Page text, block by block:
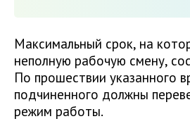
Максимальный срок, на
неполную рабочую смену,
По прошествии указанного
подчиненного должны
режим работы.